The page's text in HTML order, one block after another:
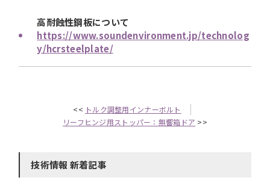
高耐蝕性鋼板について
https://www.soundenvironment.jp/technolog
y/hcrsteelplate/
<< トルク調整用インナーボルト
リーフヒンジ用ストッパー：無響箱ドア >>
技術情報 新着記事